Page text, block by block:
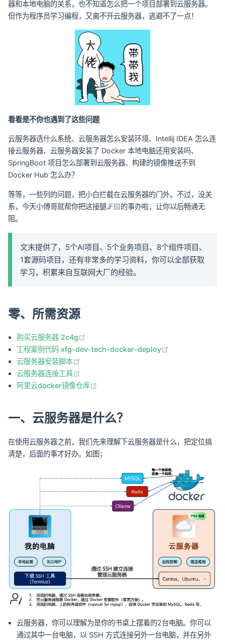
器和本地电脑的关系，也不知道怎么把一个项目部署到云服务器。
但作为程序员学习编程，又离不开云服务器，逃避不了一点！
看看是不你也遇到了这些问题
云服务器选什么系统、云服务器怎么安装环境、Intellij IDEA 怎么连
接云服务器、云服务器安装了 Docker 本地电脑还用安装吗、
SpringBoot 项目怎么部署到云服务器、构建的镜像推送不到
Docker Hub 怎么办？
等等，一些列的问题，把小白拦截在云服务器的门外。不过，没关
系，今天小傅哥就帮你把这接腿🦵🏻的事办啦，让你以后畅通无
阻。
文末提供了，5个AI项目、5个业务项目、8个组件项目、
1套源码项目，还有非常多的学习资料，你可以全部获取
学习，积累来自互联网大厂的经验。
零、所需资源
购买云服务器 2c4g
工程案例代码 xfg-dev-tech-docker-deploy
云服务器安装脚本
云服务器连接工具
阿里云docker镜像仓库
一、云服务器是什么？
在使用云服务器之前，我们先来理解下云服务器是什么，把定位搞
清楚，后面的事才好办。如图；
云服务器，你可以理解为是你的书桌上摆着的2台电脑。你可以
通过其中一台电脑，以 SSH 方式连接另外一台电脑，并在另外